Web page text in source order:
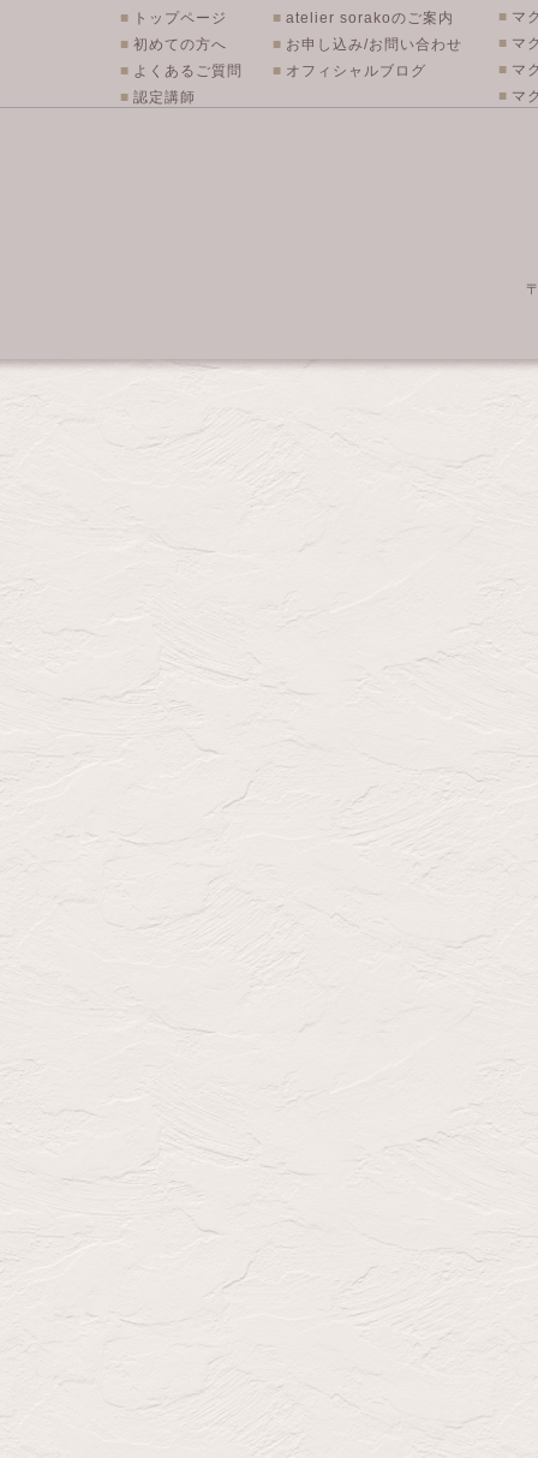
■ トップページ
■ 初めての方へ
■ よくあるご質問
■ 認定講師
■ atelier sorakoのご案内
■ お申し込み/お問い合わせ
■ オフィシャルブログ
■ マ
■ マ
■ マ
■ マ